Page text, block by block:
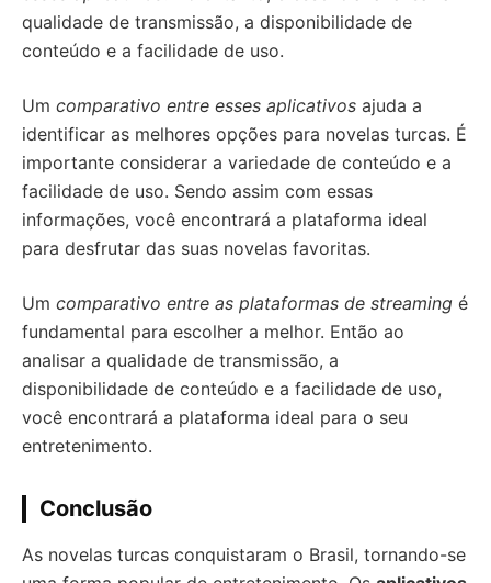
qualidade de transmissão, a disponibilidade de
conteúdo e a facilidade de uso.
Um comparativo entre esses aplicativos ajuda a
identificar as melhores opções para novelas turcas. É
importante considerar a variedade de conteúdo e a
facilidade de uso. Sendo assim com essas
informações, você encontrará a plataforma ideal
para desfrutar das suas novelas favoritas.
Um comparativo entre as plataformas de streaming é
fundamental para escolher a melhor. Então ao
analisar a qualidade de transmissão, a
disponibilidade de conteúdo e a facilidade de uso,
você encontrará a plataforma ideal para o seu
entretenimento.
Conclusão
As novelas turcas conquistaram o Brasil, tornando-se